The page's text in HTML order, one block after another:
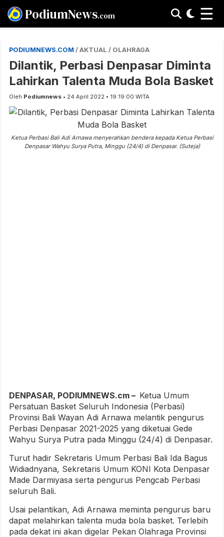
PodiumNews.com ☰
PODIUMNEWS.COM / AKTUAL / OLAHRAGA
Dilantik, Perbasi Denpasar Diminta
Lahirkan Talenta Muda Bola Basket
Oleh Podiumnews • 24 April 2022 • 19:19:00 WITA
Ketua Perbasi Bali Adi Arnawa menyerahkan bendera kepada Ketua Perbasi
Denpasar Wahyu Surya Putra, Minggu (24/4) di Denpasar. (Suteja)
DENPASAR, PODIUMNEWS.cm – Ketua Umum
Persatuan Basket Seluruh Indonesia (Perbasi)
Provinsi Bali Wayan Adi Arnawa melantik pengurus
Perbasi Denpasar 2021-2025 yang diketuai Gede
Wahyu Surya Putra pada Minggu (24/4) di Denpasar.
Turut hadir Sekretaris Umum Perbasi Bali Ida Bagus
Widiadnyana, Sekretaris Umum KONI Kota Denpasar
Made Darmiyasa serta pengurus Pengcab Perbasi
seluruh Bali.
Usai pelantikan, Adi Arnawa meminta pengurus baru
dapat melahirkan talenta muda bola basket. Terlebih
pada dekat ini akan digelar Pekan Olahraga Provinsi